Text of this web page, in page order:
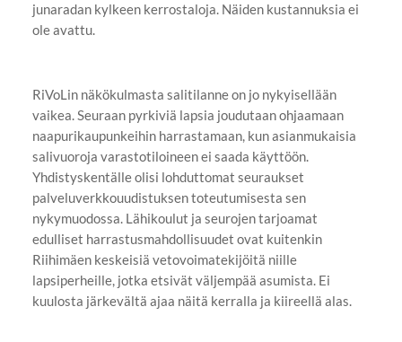
junaradan kylkeen kerrostaloja. Näiden kustannuksia ei
ole avattu.
RiVoLin näkökulmasta salitilanne on jo nykyisellään
vaikea. Seuraan pyrkiviä lapsia joudutaan ohjaamaan
naapurikaupunkeihin harrastamaan, kun asianmukaisia
salivuoroja varastotiloineen ei saada käyttöön.
Yhdistyskentälle olisi lohduttomat seuraukset
palveluverkkouudistuksen toteutumisesta sen
nykymuodossa. Lähikoulut ja seurojen tarjoamat
edulliset harrastusmahdollisuudet ovat kuitenkin
Riihimäen keskeisiä vetovoimatekijöitä niille
lapsiperheille, jotka etsivät väljempää asumista. Ei
kuulosta järkevältä ajaa näitä kerralla ja kiireellä alas.